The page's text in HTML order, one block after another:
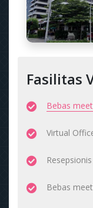
Fasilitas
Bebas
Virtual
Bebas